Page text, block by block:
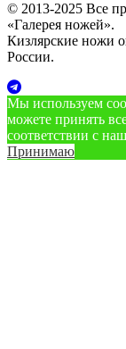
© 2013-2025 Все
«Галерея ножей».
Кизлярские ножи
России.
Мы используем
можете принять
соответствии с
Принимаю